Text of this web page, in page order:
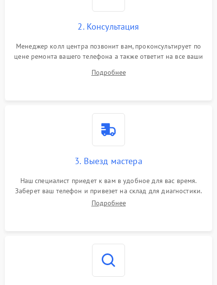
2. Консультация
Менеджер колл центра позвонит вам, проконсультирует по
цене ремонта вашего телефона а также ответит на все ваши
Подробнее
3. Выезд мастера
Наш специалист приедет к вам в удобное для вас время.
Заберет ваш телефон и привезет на склад для диагностики.
Подробнее